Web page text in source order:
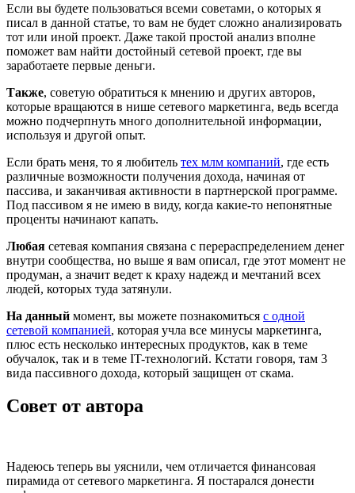
Если вы будете пользоваться всеми советами, о которых я
писал в данной статье, то вам не будет сложно анализировать
тот или иной проект. Даже такой простой анализ вполне
поможет вам найти достойный сетевой проект, где вы
заработаете первые деньги.
Также, советую обратиться к мнению и других авторов,
которые вращаются в нише сетевого маркетинга, ведь всегда
можно подчерпнуть много дополнительной информации,
используя и другой опыт.
Если брать меня, то я любитель тех млм компаний, где есть
различные возможности получения дохода, начиная от
пассива, и заканчивая активности в партнерской программе.
Под пассивом я не имею в виду, когда какие-то непонятные
проценты начинают капать.
Любая сетевая компания связана с перераспределением денег
внутри сообщества, но выше я вам описал, где этот момент не
продуман, а значит ведет к краху надежд и мечтаний всех
людей, которых туда затянули.
На данный момент, вы можете познакомиться с одной
сетевой компанией, которая учла все минусы маркетинга,
плюс есть несколько интересных продуктов, как в теме
обучалок, так и в теме IT-технологий. Кстати говоря, там 3
вида пассивного дохода, который защищен от скама.
Совет от автора
Надеюсь теперь вы уяснили, чем отличается финансовая
пирамида от сетевого маркетинга. Я постарался донести